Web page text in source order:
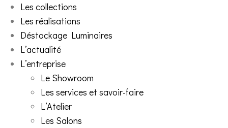
Les collections
Les réalisations
Déstockage Luminaires
L’actualité
L’entreprise
Le Showroom
Les services et savoir-faire
L’Atelier
Les Salons